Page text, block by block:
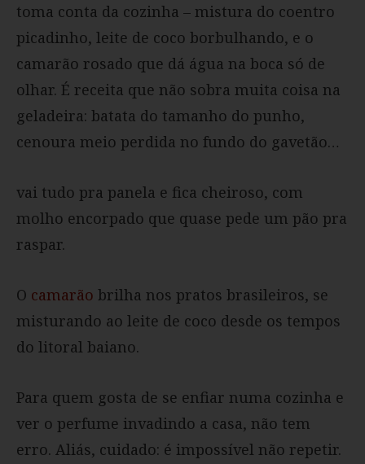
toma conta da cozinha – mistura do coentro
picadinho, leite de coco borbulhando, e o
camarão rosado que dá água na boca só de
olhar. É receita que não sobra muita coisa na
geladeira: batata do tamanho do punho,
cenoura meio perdida no fundo do gavetão…
vai tudo pra panela e fica cheiroso, com
molho encorpado que quase pede um pão pra
raspar.
O camarão brilha nos pratos brasileiros, se
misturando ao leite de coco desde os tempos
do litoral baiano.
Para quem gosta de se enfiar numa cozinha e
ver o perfume invadindo a casa, não tem
erro. Aliás, cuidado: é impossível não repetir.